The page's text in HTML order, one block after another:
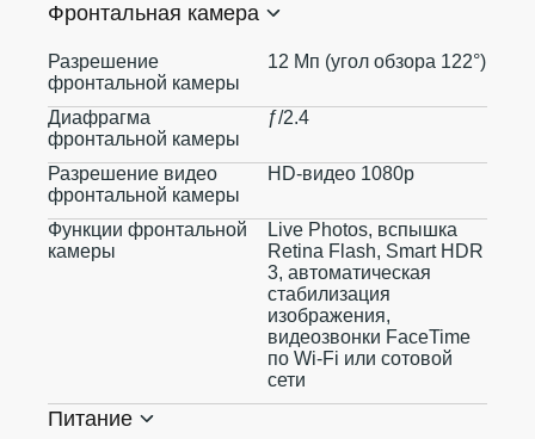
Фронтальная камера
Разрешение
фронтальной камеры
12 Мп (угол обзора 122°)
Диафрагма
фронтальной камеры
ƒ/2.4
Разрешение видео
фронтальной камеры
HD-видео 1080p
Функции фронтальной
камеры
Live Photos, вспышка
Retina Flash, Smart HDR
3, автоматическая
стабилизация
изображения,
видеозвонки FaceTime
по Wi‑Fi или сотовой
сети
Питание